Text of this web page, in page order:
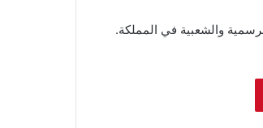
والشعبية في المملكة.